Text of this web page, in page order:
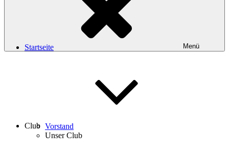
Menü
Startseite
Club Vorstand
Unser Club